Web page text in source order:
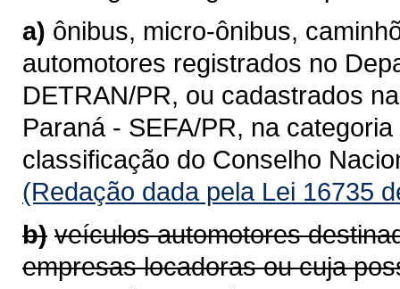
a) ônibus, micro-ônibus,
automotores registrados no
DETRAN/PR, ou cadastrados
Paraná - SEFA/PR, na
classificação do Conselho
(Redação dada pela Lei 16735
b) veículos automotores
empresas locadoras ou cuja